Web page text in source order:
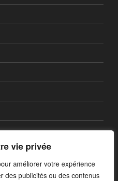
vie privée
améliorer votre expérience
des publicités ou des contenus